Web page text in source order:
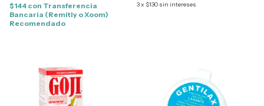
$144 con Transferencia
Bancaria (Remitly o Xoom)
Recomendado
3x $130 sin intereses